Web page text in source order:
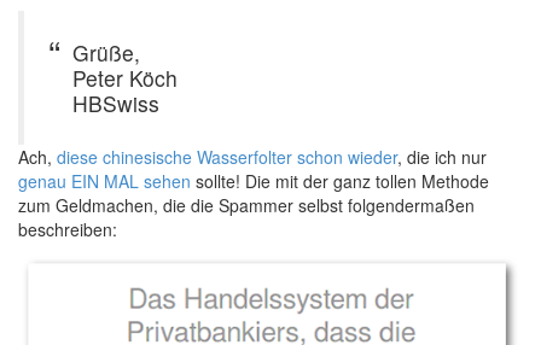
Grüße,
Peter Köch
HBSwiss
Ach, diese chinesische Wasserfolter schon wieder, die ich nur
genau EIN MAL sehen sollte! Die mit der ganz tollen Methode
zum Geldmachen, die die Spammer selbst folgendermaßen
beschreiben: